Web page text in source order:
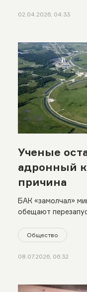
02.04.2026, 04:33
Ученые
адронный
причина
БАК «замолчал»
обещают
Общество
08.07.2026, 06:32